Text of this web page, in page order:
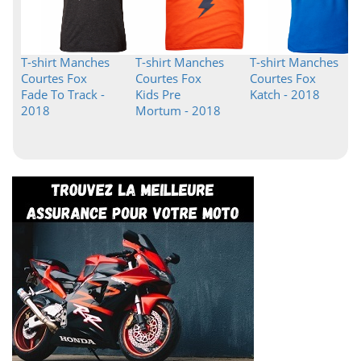
T-shirt Manches
Courtes Fox
Fade To Track -
2018
T-shirt Manches
Courtes Fox
Kids Pre
Mortum - 2018
T-shirt Manches
Courtes Fox
Katch - 2018